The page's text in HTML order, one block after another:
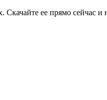
ее прямо сейчас и